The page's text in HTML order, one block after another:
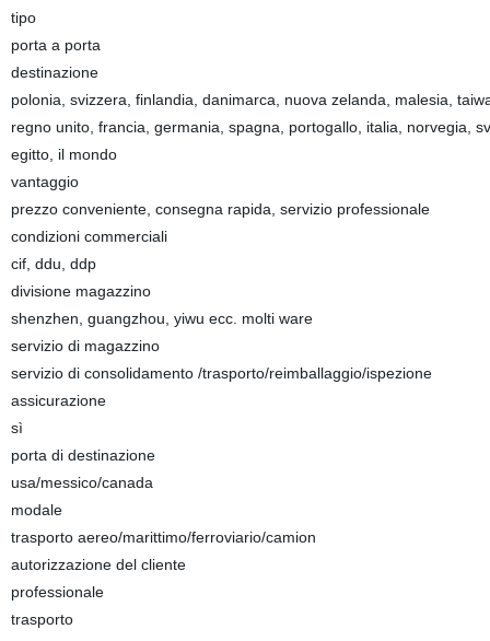
tipo
porta a porta
destinazione
polonia, svizzera, finlandia, danimarca, nuova zelanda, malesia,
regno unito, francia, germania, spagna, portogallo, italia, norvegia,
egitto, il mondo
vantaggio
prezzo conveniente, consegna rapida, servizio professionale
condizioni commerciali
cif, ddu, ddp
divisione magazzino
shenzhen, guangzhou, yiwu ecc. molti ware
servizio di magazzino
servizio di consolidamento /trasporto/reimballaggio/ispezione
assicurazione
sì
porta di destinazione
usa/messico/canada
modale
trasporto aereo/marittimo/ferroviario/camion
autorizzazione del cliente
professionale
trasporto